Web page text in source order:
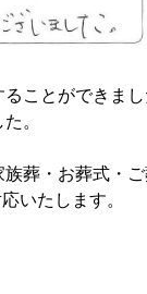
ことができまし
。
葬・お葬式・
いたします。